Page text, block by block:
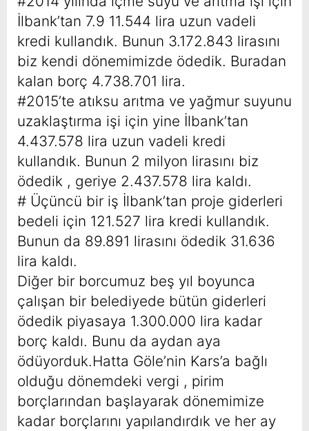
İlbank’tan 7.9 11.544 lira uzun vadeli
kredi kullandık. Bunun 3.172.843 lirasını
biz kendi dönemimizde ödedik. Buradan
kalan borç 4.738.701 lira.
#2015’te atıksu arıtma ve yağmur suyunu
uzaklaştırma işi için yine İlbank’tan
4.437.578 lira uzun vadeli kredi
kullandık. Bunun 2 milyon lirasını biz
ödedik , geriye 2.437.578 lira kaldı.
# Üçüncü bir iş İlbank’tan proje giderleri
bedeli için 121.527 lira kredi kullandık.
Bunun da 89.891 lirasını ödedik 31.636
lira kaldı.
Diğer bir borcumuz beş yıl boyunca
çalışan bir belediyede bütün giderleri
ödedik piyasaya 1.300.000 lira kadar
borç kaldı. Bunu da aydan aya
ödüyorduk.Hatta Göle’nin Kars’a bağlı
olduğu dönemdeki vergi , pirim
borçlarından başlayarak dönemimize
kadar borçlarını yapılandırdık ve her ay